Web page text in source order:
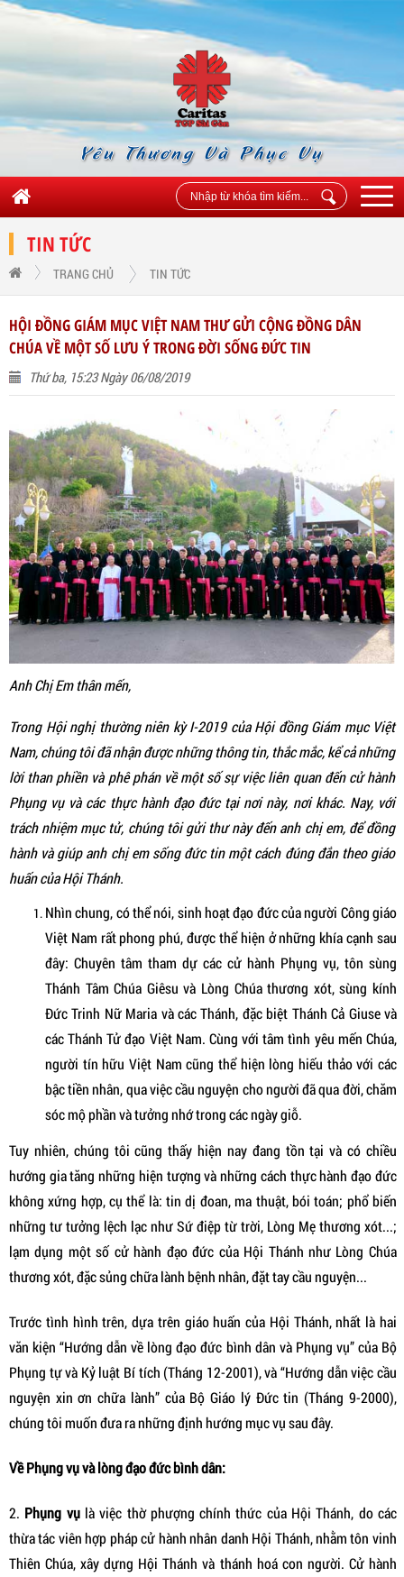
Yêu Thương Và Phục Vụ
TIN TỨC
TRANG CHỦ TIN TỨC
HỘI ĐỒNG GIÁM MỤC VIỆT NAM THƯ GỬI CỘNG ĐỒNG DÂN
CHÚA VỀ MỘT SỐ LƯU Ý TRONG ĐỜI SỐNG ĐỨC TIN
Thứ ba, 15:23 Ngày 06/08/2019
Anh Chị Em thân mến,
Trong Hội nghị thường niên kỳ I-2019 của Hội đồng Giám mục Việt
Nam, chúng tôi đã nhận được những thông tin, thắc mắc, kể cả những
lời than phiền và phê phán về một số sự việc liên quan đến cử hành
Phụng vụ và các thực hành đạo đức tại nơi này, nơi khác. Nay, với
trách nhiệm mục tử, chúng tôi gửi thư này đến anh chị em, để đồng
hành và giúp anh chị em sống đức tin một cách đúng đắn theo giáo
huấn của Hội Thánh.
Nhìn chung, có thể nói, sinh hoạt đạo đức của người Công giáo
Việt Nam rất phong phú, được thể hiện ở những khía cạnh sau
đây: Chuyên tâm tham dự các cử hành Phụng vụ, tôn sùng
Thánh Tâm Chúa Giêsu và Lòng Chúa thương xót, sùng kính
Đức Trinh Nữ Maria và các Thánh, đặc biệt Thánh Cả Giuse và
các Thánh Tử đạo Việt Nam. Cùng với tâm tình yêu mến Chúa,
người tín hữu Việt Nam cũng thể hiện lòng hiếu thảo với các
bậc tiền nhân, qua việc cầu nguyện cho người đã qua đời, chăm
sóc mộ phần và tưởng nhớ trong các ngày giỗ.
Tuy nhiên, chúng tôi cũng thấy hiện nay đang tồn tại và có chiều
hướng gia tăng những hiện tượng và những cách thực hành đạo đức
không xứng hợp, cụ thể là: tin dị đoan, ma thuật, bói toán; phổ biến
những tư tưởng lệch lạc như Sứ điệp từ trời, Lòng Mẹ thương xót...;
lạm dụng một số cử hành đạo đức của Hội Thánh như Lòng Chúa
thương xót, đặc sủng chữa lành bệnh nhân, đặt tay cầu nguyện...
Trước tình hình trên, dựa trên giáo huấn của Hội Thánh, nhất là hai
văn kiện “Hướng dẫn về lòng đạo đức bình dân và Phụng vụ” của Bộ
Phụng tự và Kỷ luật Bí tích (Tháng 12-2001), và “Hướng dẫn việc cầu
nguyện xin ơn chữa lành” của Bộ Giáo lý Đức tin (Tháng 9-2000),
chúng tôi muốn đưa ra những định hướng mục vụ sau đây.
Về Phụng vụ và lòng đạo đức bình dân:
2. Phụng vụlà việc thờ phượng chính thức của Hội Thánh, do các
thừa tác viên hợp pháp cử hành nhân danh Hội Thánh, nhằm tôn vinh
Thiên Chúa, xây dựng Hội Thánh và thánh hoá con người. Cử hành